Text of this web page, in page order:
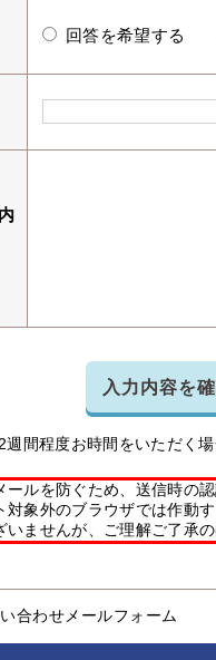
回答を希望する
入力内容を
間程度お時間をいただく場
ールを防ぐため、送信時の
象外のブラウザでは作動
ませんが、ご理解ご了承
合わせメールフォーム